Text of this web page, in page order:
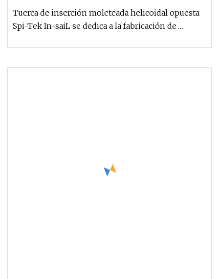
Tuerca de inserción moleteada helicoidal opuesta
Spi-Tek In-saiL se dedica a la fabricación de